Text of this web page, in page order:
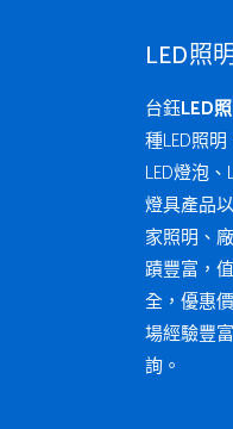
LED照
台鈺LED
種LED照
LED燈泡
燈具產品
家照明、
蹟豐富，
全，優惠
場經驗豐
詢。